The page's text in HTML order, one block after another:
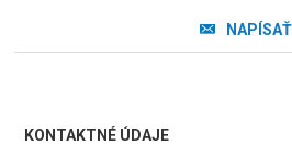
NAPÍSAŤ
KONTAKTNÉ ÚDAJE